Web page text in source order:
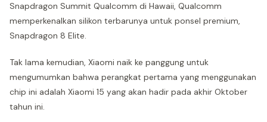
Snapdragon Summit Qualcomm di Hawaii, Qualcomm
memperkenalkan silikon terbarunya untuk ponsel premium,
Snapdragon 8 Elite.
Tak lama kemudian, Xiaomi naik ke panggung untuk
mengumumkan bahwa perangkat pertama yang menggunakan
chip ini adalah Xiaomi 15 yang akan hadir pada akhir Oktober
tahun ini.